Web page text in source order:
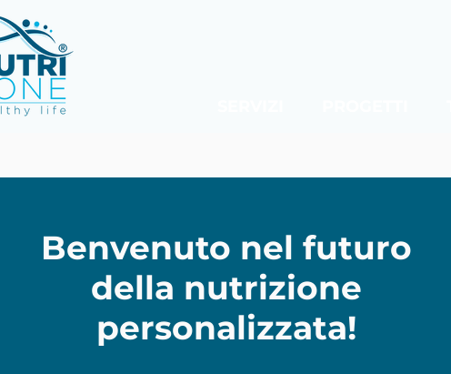
Benvenuto nel futuro
della nutrizione
personalizzata!